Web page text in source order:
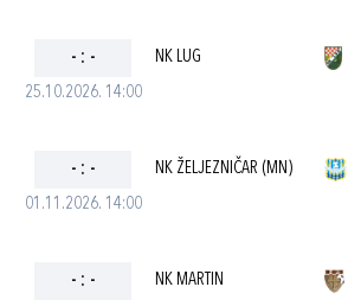
25.10.2026. 14:00
- : - NK LUG
01.11.2026. 14:00
- : - NK ŽELJEZNIČAR (MN)
- : - NK MARTIN